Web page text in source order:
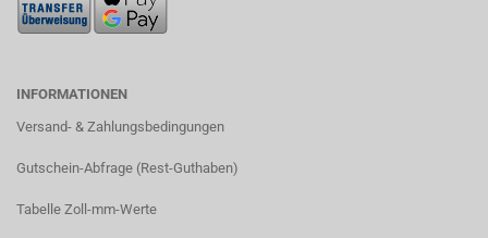
INFORMATIONEN
Versand- & Zahlungsbedingungen​
Gutschein-Abfrage (Rest-Guthaben)
Tabelle Zoll-mm-Werte